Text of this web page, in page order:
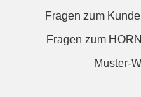
Fragen zum
Fragen zum
Muster-